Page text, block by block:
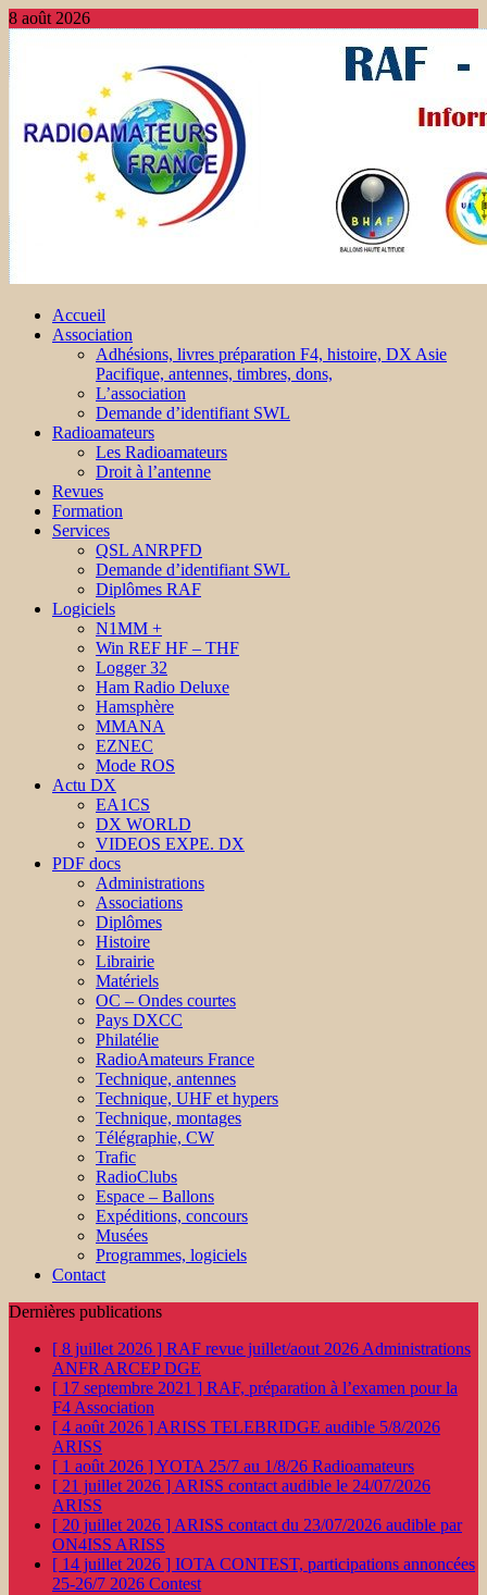
8 août 2026
Accueil
Association
Adhésions, livres préparation F4, histoire, DX Asie
Pacifique, antennes, timbres, dons,
L’association
Demande d’identifiant SWL
Radioamateurs
Les Radioamateurs
Droit à l’antenne
Revues
Formation
Services
QSL ANRPFD
Demande d’identifiant SWL
Diplômes RAF
Logiciels
N1MM +
Win REF HF – THF
Logger 32
Ham Radio Deluxe
Hamsphère
MMANA
EZNEC
Mode ROS
Actu DX
EA1CS
DX WORLD
VIDEOS EXPE. DX
PDF docs
Administrations
Associations
Diplômes
Histoire
Librairie
Matériels
OC – Ondes courtes
Pays DXCC
Philatélie
RadioAmateurs France
Technique, antennes
Technique, UHF et hypers
Technique, montages
Télégraphie, CW
Trafic
RadioClubs
Espace – Ballons
Expéditions, concours
Musées
Programmes, logiciels
Contact
Dernières publications
[ 8 juillet 2026 ] RAF revue juillet/aout 2026 Administrations
ANFR ARCEP DGE
[ 17 septembre 2021 ] RAF, préparation à l’examen pour la
F4 Association
[ 4 août 2026 ] ARISS TELEBRIDGE audible 5/8/2026
ARISS
[ 1 août 2026 ]YOTA 25/7 au 1/8/26 Radioamateurs
[ 21 juillet 2026 ] ARISS contact audible le 24/07/2026
ARISS
[ 20 juillet 2026 ] ARISS contact du 23/07/2026 audible par
ON4ISS ARISS
[ 14 juillet 2026 ] IOTA CONTEST, participations annoncées
25-26/7 2026 Contest